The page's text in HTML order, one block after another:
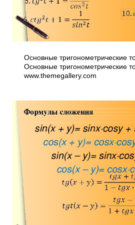
Основные тригонометрические
Основные тригонометрические
www.themegallery.com